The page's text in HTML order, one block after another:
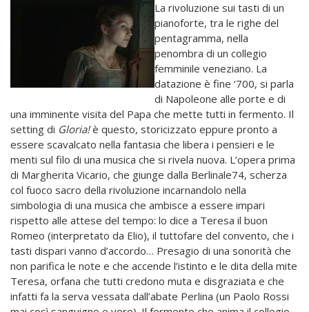
La rivoluzione sui tasti di un
pianoforte, tra le righe del
pentagramma, nella
penombra di un collegio
femminile veneziano. La
datazione è fine ‘700, si parla
di Napoleone alle porte e di
una imminente visita del Papa che mette tutti in fermento. Il
setting di Gloria!è questo, storicizzato eppure pronto a
essere scavalcato nella fantasia che libera i pensieri e le
menti sul filo di una musica che si rivela nuova. L’opera prima
di Margherita Vicario, che giunge dalla Berlinale74, scherza
col fuoco sacro della rivoluzione incarnandolo nella
simbologia di una musica che ambisce a essere impari
rispetto alle attese del tempo: lo dice a Teresa il buon
Romeo (interpretato da Elio), il tuttofare del convento, che i
tasti dispari vanno d’accordo… Presagio di una sonorità che
non parifica le note e che accende l’istinto e le dita della mite
Teresa, orfana che tutti credono muta e disgraziata e che
infatti fa la serva vessata dall’abate Perlina (un Paolo Rossi